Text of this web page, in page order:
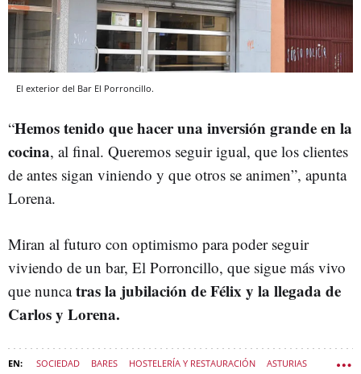
El exterior del Bar El Porroncillo.
“Hemos tenido que hacer una inversión grande en la
cocina, al final. Queremos seguir igual, que los clientes
de antes sigan viniendo y que otros se animen”, apunta
Lorena.
Miran al futuro con optimismo para poder seguir
viviendo de un bar, El Porroncillo, que sigue más vivo
que nuncatras la jubilación de Félix y la llegada de
Carlos y Lorena.
SOCIEDAD BARES HOSTELERÍA Y RESTAURACIÓN ASTURIAS